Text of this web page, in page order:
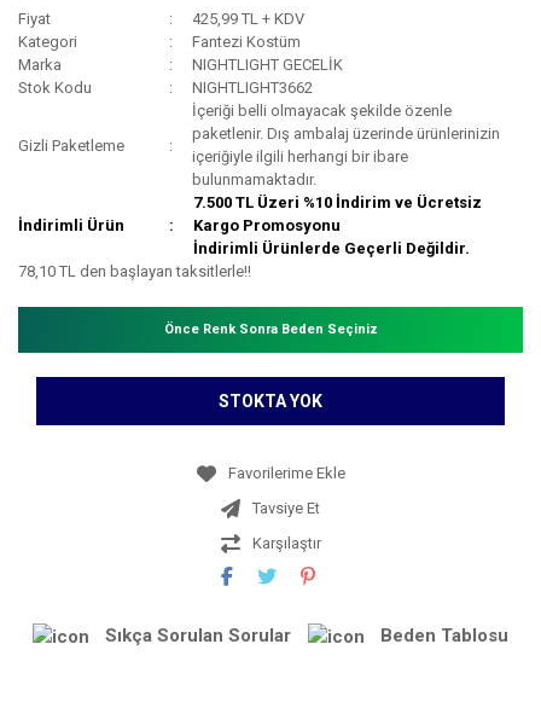
Fiyat
425,99 TL + KDV
Kategori
Fantezi Kostüm
Marka
NIGHTLIGHT GECELİK
Stok Kodu
NIGHTLIGHT3662
Gizli Paketleme
İçeriği belli olmayacak şekilde özenle
paketlenir. Dış ambalaj üzerinde ürünlerinizin
içeriğiyle ilgili herhangi bir ibare
bulunmamaktadır.
İndirimli Ürün
7.500 TL Üzeri %10 İndirim ve Ücretsiz
Kargo Promosyonu
İndirimli Ürünlerde Geçerli Değildir.
78,10 TL den başlayan taksitlerle!!
Önce Renk Sonra Beden Seçiniz
STOKTA YOK
Tavsiye Et
Karşılaştır
Sıkça Sorulan Sorular Beden Tablosu